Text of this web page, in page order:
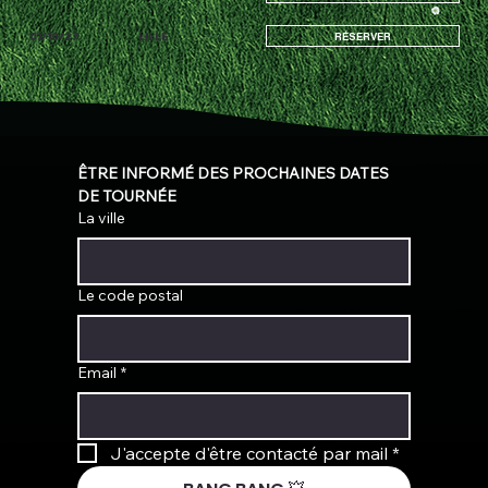
01/10/27 LILLE RÉSERVER
ÊTRE INFORMÉ DES PROCHAINES DATES
DE TOURNÉE
La ville
Le code postal
Email *
J'accepte d'être contacté par mail *